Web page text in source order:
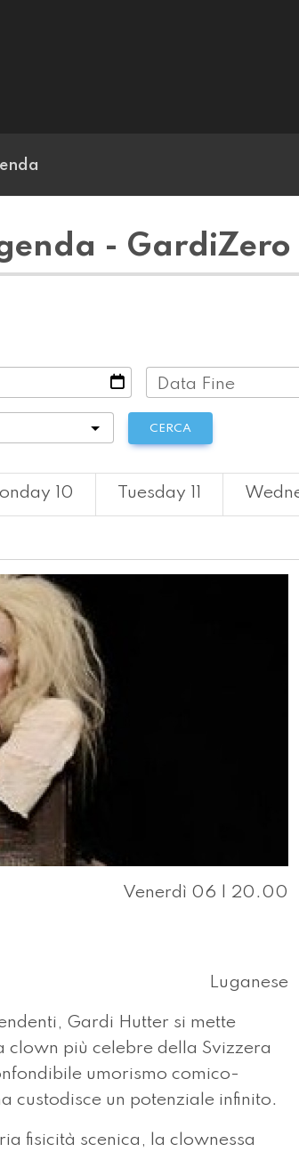
- GardiZero
Data Fine
CERCA
10 Tuesday 11
Venerdì 06 | 20.00
Luganese
Gardi Hutter si mette
più celebre della Svizzera
umorismo comico-
custodisce un potenziale infinito.
fisicità scenica, la clownessa